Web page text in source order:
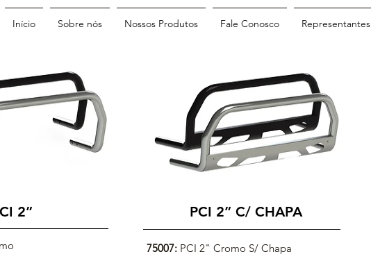
Início Sobre nós Nossos Produtos Fale Conosco Representantes
2” PCI 2” C/ CHAPA
75007: PCI 2" Cromo S/ Chapa